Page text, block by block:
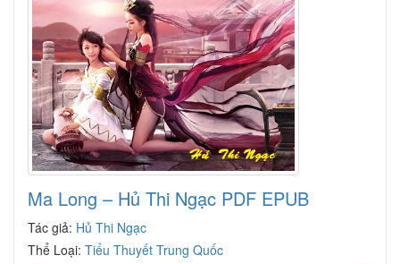
Ma Long – Hủ Thi Ngạc PDF EPUB
Tác giả: Hủ Thi Ngạc
Thể Loại: Tiểu Thuyết Trung Quốc